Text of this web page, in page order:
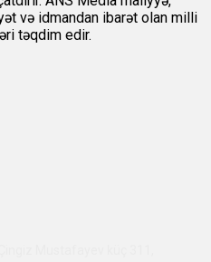
və idmandan ibarət olan milli
təqdim edir.